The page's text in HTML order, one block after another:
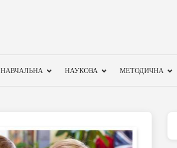
НАВЧАЛЬНА НАУКОВА МЕТОДИЧНА